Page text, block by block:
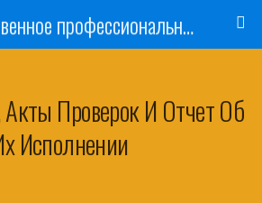
Государственное профессиональное образовательное учреждение
Проверок И Отчет Об
Исполнении